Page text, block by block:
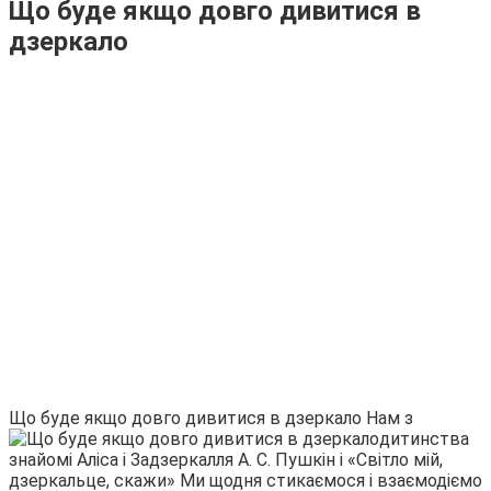
Що буде якщо довго дивитися в
дзеркало
Що буде якщо довго дивитися в дзеркало Нам з
дитинства
знайомі Аліса і Задзеркалля А. С. Пушкін і «Світло мій,
дзеркальце, скажи» Ми щодня стикаємося і взаємодіємо